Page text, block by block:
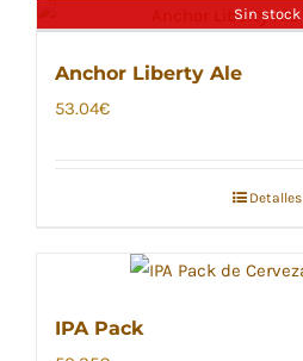
Sin stock
Anchor Liberty Ale
53.04€
Detalles
IPA Pack